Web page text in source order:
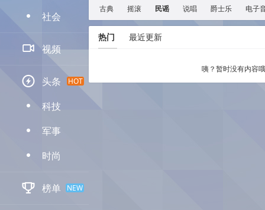
D 社会
 视频
 头条 HOT
D 科技
D 军事
D 时尚
 榜单 NEW
古典
摇滚 民谣 说唱 爵士乐 电子
热门 最近更新
咦？暂时没有内容